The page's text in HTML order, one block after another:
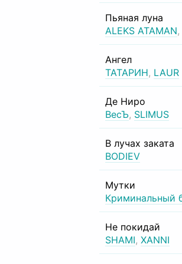
Пьяная луна
ALEKS ATAMAN,
Ангел
ТАТАРИН, LAUR
Де Ниро
ВесЪ, SLIMUS
В лучах заката
BODIEV
Мутки
Криминальный
Не покидай
SHAMI, XANNI